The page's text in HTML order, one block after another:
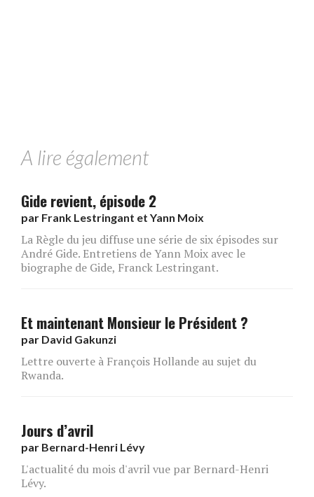
A lire également
Gide revient, épisode 2
par Frank Lestringant et Yann Moix
La Règle du jeu diffuse une série de six épisodes sur
André Gide. Entretiens de Yann Moix avec le
biographe de Gide, Franck Lestringant.
Et maintenant Monsieur le Président ?
par David Gakunzi
Lettre ouverte à François Hollande au sujet du
Rwanda.
Jours d’avril
par Bernard-Henri Lévy
L'actualité du mois d'avril vue par Bernard-Henri
Lévy.